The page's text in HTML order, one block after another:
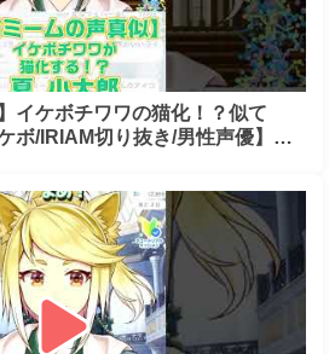
イケボチワワの猫化！？似て
ボ/IRIAM切り抜き/男性声優】※s